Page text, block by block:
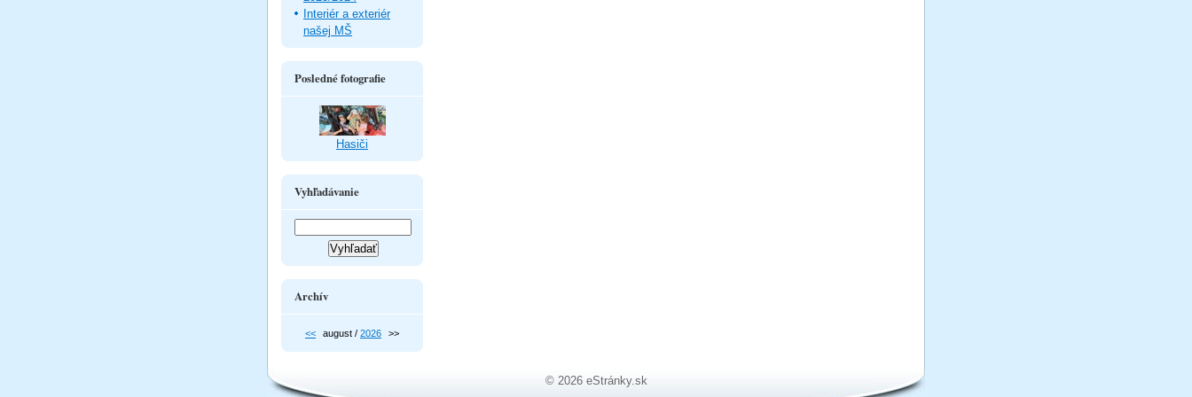
Interiér a exteriér
našej MŠ
Posledné fotografie
Hasiči
Vyhľadávanie
Archív
<< august / 2026 >>
© 2026 eStránky.sk